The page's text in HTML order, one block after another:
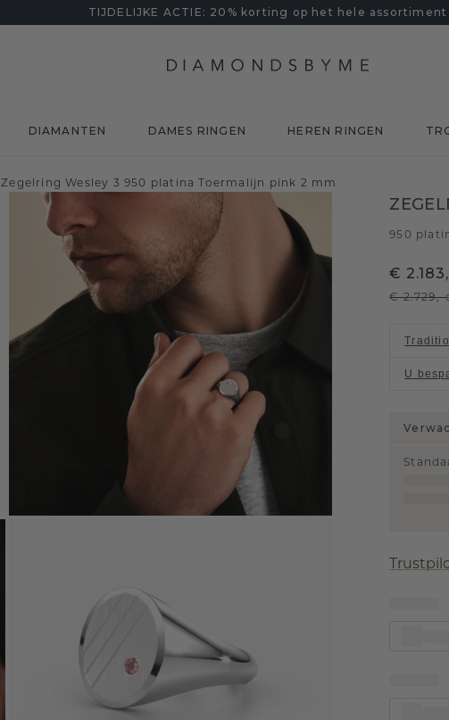
TIJDELIJKE ACTIE: 20% korting op het hele assortiment
DIAMANTEN DAMES RINGEN HEREN RINGEN
Zegelring Wesley 3 950 platina Toermalijn pink 2 mm
950
€
€ 2.729,-
U